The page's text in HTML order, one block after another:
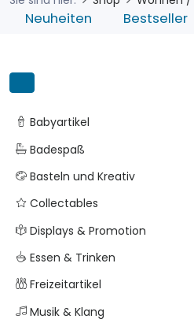
Neuheiten Bestseller
Babyartikel
Badespaß
Basteln und Kreativ
Collectables
Displays & Promotion
Essen & Trinken
Freizeitartikel
Musik & Klang